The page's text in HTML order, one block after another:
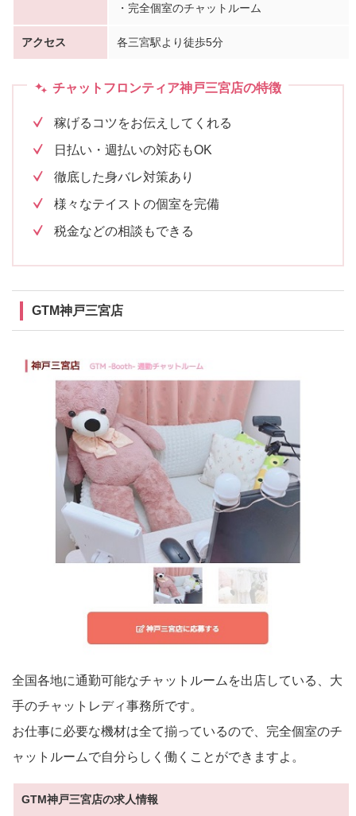
・完全個室のチャットルーム
アクセス 各三宮駅より徒歩5分
チャットフロンティア神戸三宮店の特徴
稼げるコツをお伝えしてくれる
日払い・週払いの対応もOK
徹底した身バレ対策あり
様々なテイストの個室を完備
税金などの相談もできる
GTM神戸三宮店
全国各地に通勤可能なチャットルームを出店している、大
手のチャットレディ事務所です。
お仕事に必要な機材は全て揃っているので、完全個室のチ
ャットルームで自分らしく働くことができますよ。
GTM神戸三宮店の求人情報